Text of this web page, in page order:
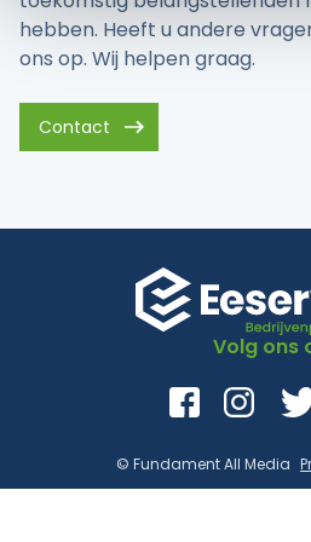
hebben. Heeft u andere
ons op. Wij helpen graag.
Contact
Volg ons
© Fundament All Media